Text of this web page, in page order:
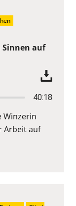
auf
40:18
Winzerin
Arbeit auf